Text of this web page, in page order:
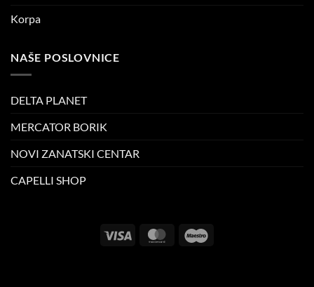
Korpa
NAŠE POSLOVNICE
DELTA PLANET
MERCATOR BORIK
NOVI ZANATSKI CENTAR
CAPELLI SHOP
Visa MasterCard